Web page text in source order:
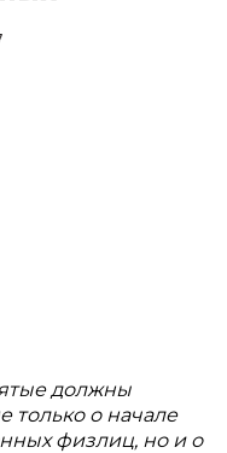
должны
только о начале
физлиц, но и о